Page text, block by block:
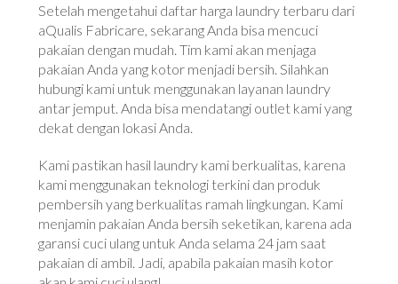
Setelah mengetahui daftar harga laundry terbaru dari
aQualis Fabricare, sekarang Anda bisa mencuci
pakaian dengan mudah. Tim kami akan menjaga
pakaian Anda yang kotor menjadi bersih. Silahkan
hubungi kami untuk menggunakan layanan laundry
antar jemput. Anda bisa mendatangi outlet kami yang
dekat dengan lokasi Anda.
Kami pastikan hasil laundry kami berkualitas, karena
kami menggunakan teknologi terkini dan produk
pembersih yang berkualitas ramah lingkungan. Kami
menjamin pakaian Anda bersih seketikan, karena ada
garansi cuci ulang untuk Anda selama 24 jam saat
pakaian di ambil. Jadi, apabila pakaian masih kotor